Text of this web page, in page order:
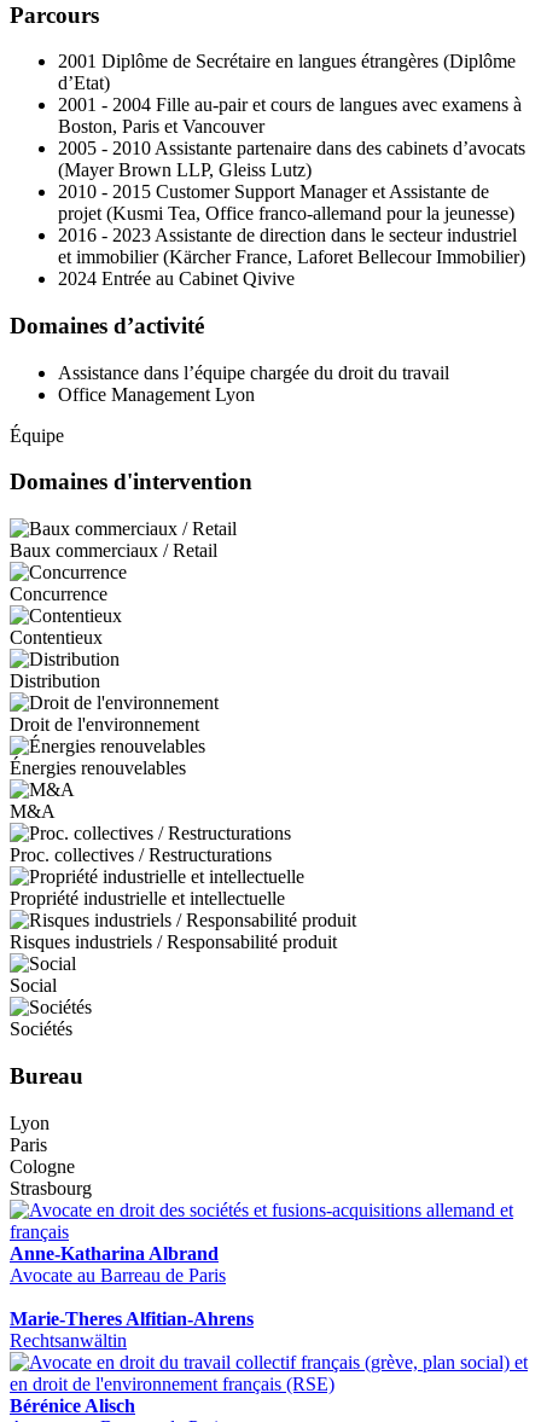
Parcours
2001 Diplôme de Secrétaire en langues étrangères (Diplôme
d’Etat)
2001 - 2004 Fille au-pair et cours de langues avec examens à
Boston, Paris et Vancouver
2005 - 2010 Assistante partenaire dans des cabinets d’avocats
(Mayer Brown LLP, Gleiss Lutz)
2010 - 2015 Customer Support Manager et Assistante de
projet (Kusmi Tea, Office franco-allemand pour la jeunesse)
2016 - 2023 Assistante de direction dans le secteur industriel
et immobilier (Kärcher France, Laforet Bellecour Immobilier)
2024 Entrée au Cabinet Qivive
Domaines d’activité
Assistance dans l’équipe chargée du droit du travail
Office Management Lyon
Équipe
Domaines d'intervention
Baux commerciaux / Retail
Concurrence
Contentieux
Distribution
Droit de l'environnement
Énergies renouvelables
M&A
Proc. collectives / Restructurations
Propriété industrielle et intellectuelle
Risques industriels / Responsabilité produit
Social
Sociétés
Bureau
Lyon
Paris
Cologne
Strasbourg
Anne-Katharina Albrand
Avocate au Barreau de Paris
Marie-Theres Alfitian-Ahrens
Rechtsanwältin
Bérénice Alisch